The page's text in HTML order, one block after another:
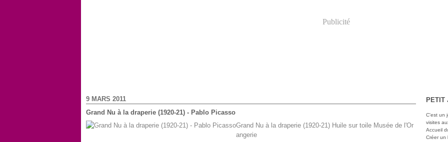
Publicité
9 MARS 2011
Grand Nu à la draperie (1920-21) - Pablo Picasso
Grand Nu à la draperie (1920-21) Huile sur toile Musée de l'Or
angerie
PETIT
C'est un
visites
Accueil
Créer un